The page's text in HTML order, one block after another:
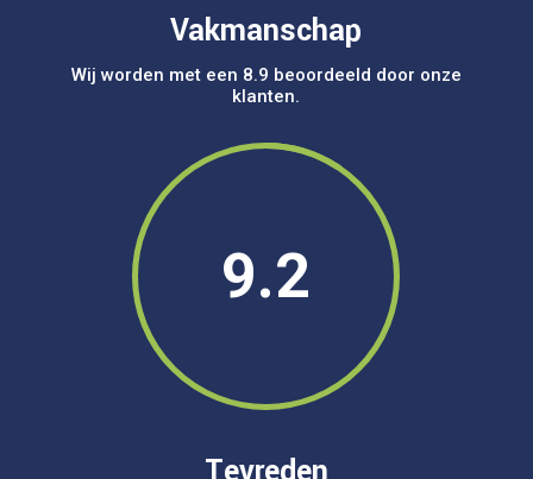
Vakmanschap
Wij worden met een 8.9 beoordeeld door onze
klanten.
9.2